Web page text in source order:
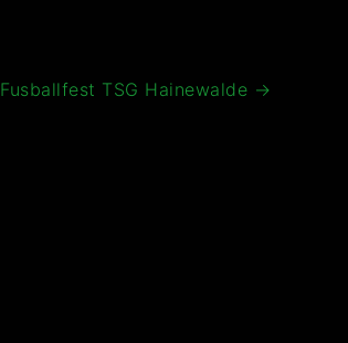
Fusballfest TSG Hainewalde →